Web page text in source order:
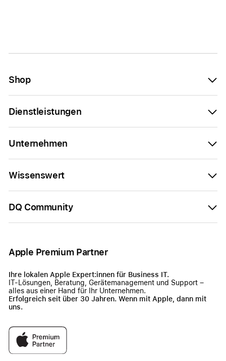
Shop
Dienstleistungen
Unternehmen
Wissenswert
DQ Community
Apple Premium Partner
Ihre lokalen Apple Expert:innen für Business IT.
IT-Lösungen, Beratung, Gerätemanagement und Support –
alles aus einer Hand für Ihr Unternehmen.
Erfolgreich seit über 30 Jahren. Wenn mit Apple, dann mit
uns.